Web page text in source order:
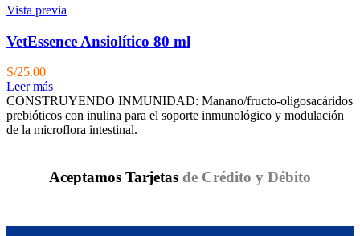
Vista previa
VetEssence Ansiolítico 80 ml
S/25.00
Leer más
CONSTRUYENDO INMUNIDAD: Manano/fructo-oligosacáridos
prebióticos con inulina para el soporte inmunológico y modulación
de la microflora intestinal.
Aceptamos Tarjetas de Crédito y Débito